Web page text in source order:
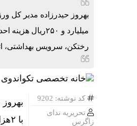
میلیارد و
رختکن، سرویس بهداشتی،
کد نوشته: 9202
تحریریه ندای
زاگرس
با ۲هزار مترمربع زیربنا و ۳۰ میلیارد و ۲۵۰ریال هزینه احداث شده است.